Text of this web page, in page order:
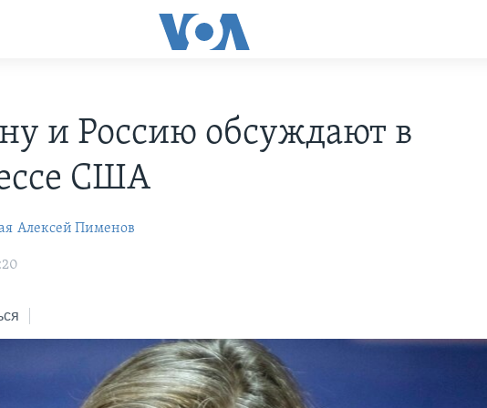
и Россию обсуждают в
США
Алексей Пименов